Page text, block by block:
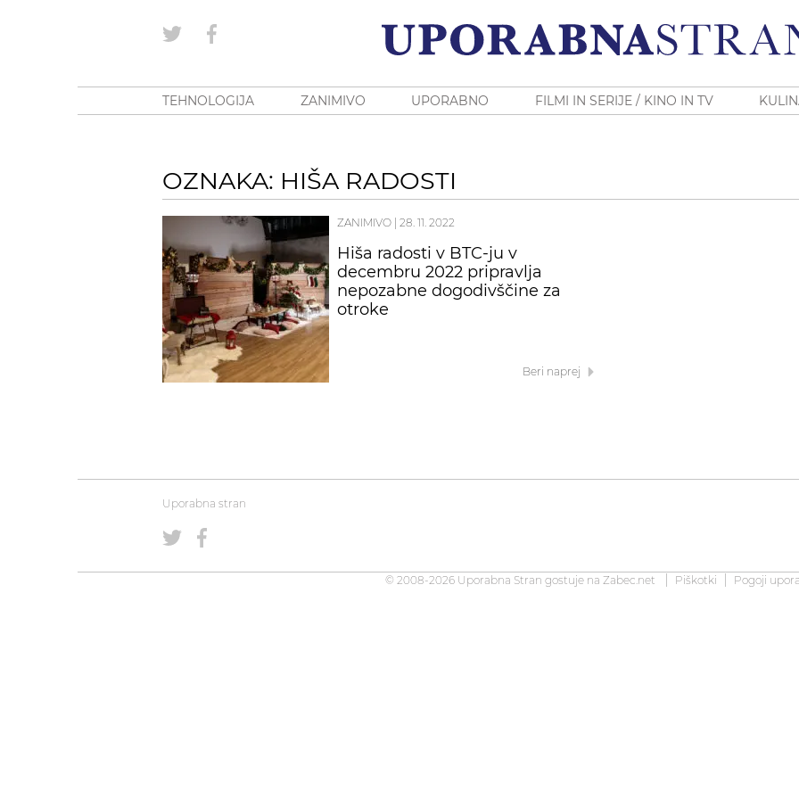
TEHNOLOGIJA ZANIMIVO UPORABNO FILMI IN SERIJE / KINO IN TV
OZNAKA: HIŠA RADOSTI
ZANIMIVO 28. 11. 2022
Hiša radosti v BTC-ju v
decembru 2022 pripravlja
nepozabne dogodivščine za
otroke
Beri naprej
Uporabna stran
© 2008-2026 Uporabna Stran gostuje na Zabec.net Piškotki Pogoji